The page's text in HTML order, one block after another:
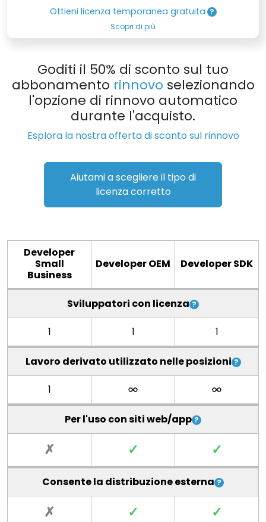
Ottieni licenza temporanea gratuita
Scopri di più
Goditi il 50% di sconto sul tuo
abbonamento rinnovo selezionando
l'opzione di rinnovo automatico
durante l'acquisto.
Esplora la nostra offerta di sconto sul rinnovo
Aiutami a scegliere il tipo di
licenza corretto
Developer
Small
Business
Developer OEM Developer SDK
Sviluppatori con licenza
1 1 1
Lavoro derivato utilizzato nelle posizioni
1
Per l'uso con siti web/app
✗ ✓ ✓
Consente la distribuzione esterna
✗ ✓ ✓